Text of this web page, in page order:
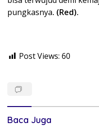
pungkasnya. (Red).
Post Views: 60
Baca Juga